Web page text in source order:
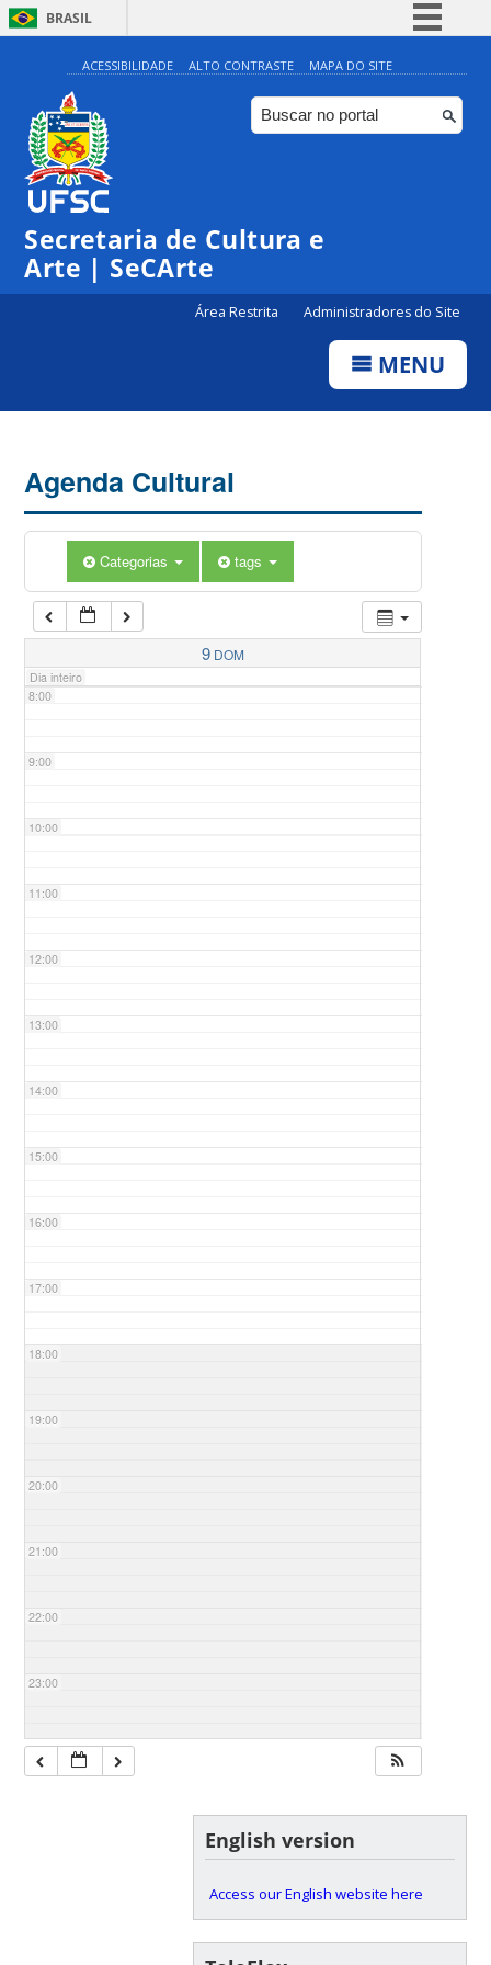
BRASIL
Simplifique!
Comunica BR
Participe
ACESSIBILIDADE ALTO CONTRASTE MAPA DO SITE
Secretaria de Cultura e
Arte | SeCArte
Área Restrita Administradores do Site
MENU
Agenda Cultural
Categorias tags
9 DOM
Dia inteiro
0:00
1:00
5:00
7:00
8:00
9:00
10:00
11:00
12:00
13:00
14:00
15:00
16:00
17:00
18:00
19:00
20:00
21:00
22:00
23:00
English version
Access our English website here